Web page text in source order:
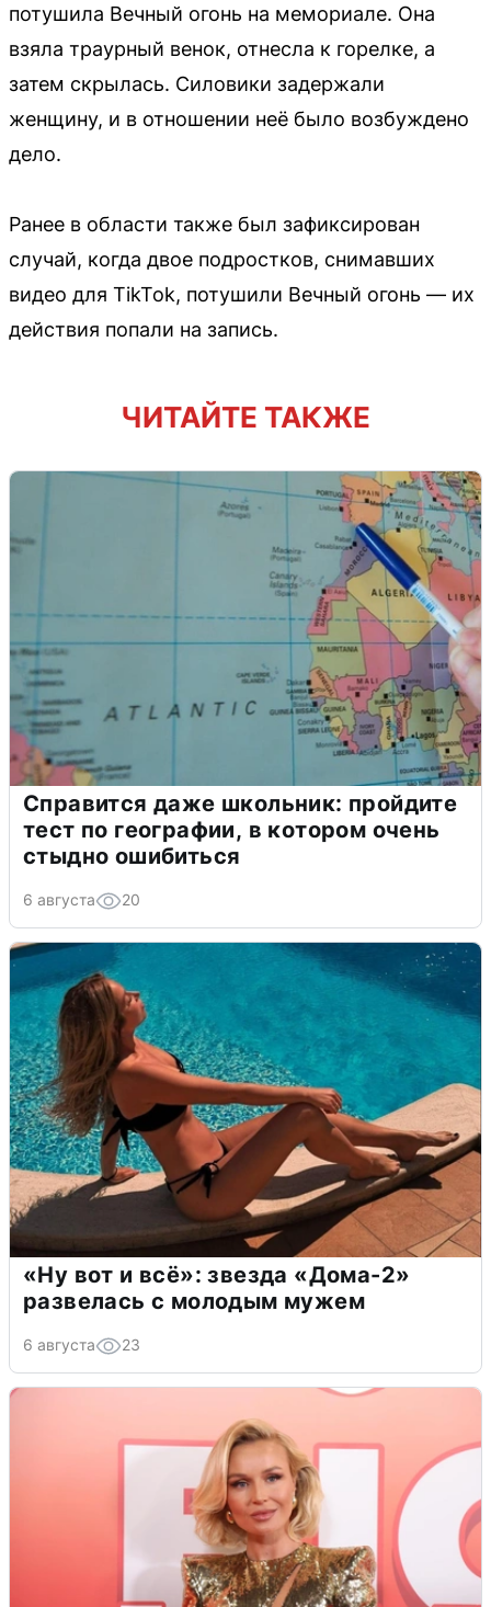
потушила Вечный огонь на мемориале. Она
взяла траурный венок, отнесла к горелке, а
затем скрылась. Силовики задержали
женщину, и в отношении неё было возбуждено
дело.
Ранее в области также был зафиксирован
случай, когда двое подростков, снимавших
видео для TikTok, потушили Вечный огонь — их
действия попали на запись.
ЧИТАЙТЕ ТАКЖЕ
Справится даже школьник: пройдите
тест по географии, в котором очень
стыдно ошибиться
6 августа 20
«Ну вот и всё»: звезда «Дома-2»
развелась с молодым мужем
6 августа 23